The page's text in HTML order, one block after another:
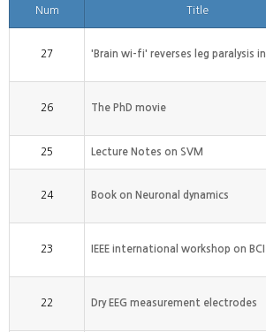
Num Title
27 'Brain wi-fi' reverses leg paralysis in
26 The PhD movie
25 Lecture Notes on SVM
24 Book on Neuronal dynamics
23 IEEE international workshop on BCI
22 Dry EEG measurement electrodes